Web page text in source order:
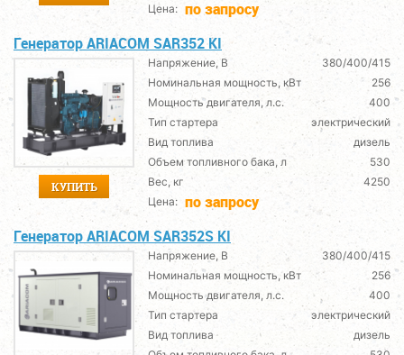
Цена: по запросу
Генератор ARIACOM SAR352 KI
КУПИТЬ
Напряжение, В
380/400/415
Номинальная мощность, кВт
256
Мощность двигателя, л.с.
400
Тип стартера
электрический
Вид топлива
дизель
Объем топливного бака, л
530
Вес, кг
4250
Цена: по запросу
Генератор ARIACOM SAR352S KI
Напряжение, В
380/400/415
Номинальная мощность, кВт
256
Мощность двигателя, л.с.
400
Тип стартера
электрический
Вид топлива
дизель